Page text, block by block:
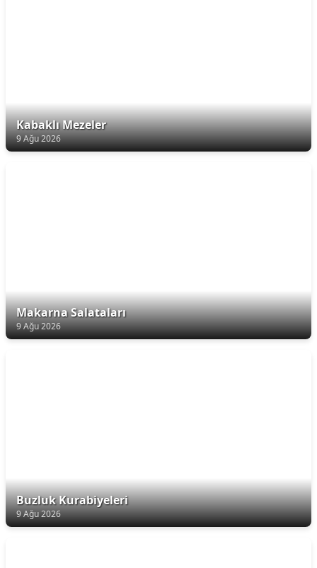
Kabaklı Mezeler
9 Ağu 2026
Makarna Salataları
9 Ağu 2026
Buzluk Kurabiyeleri
9 Ağu 2026